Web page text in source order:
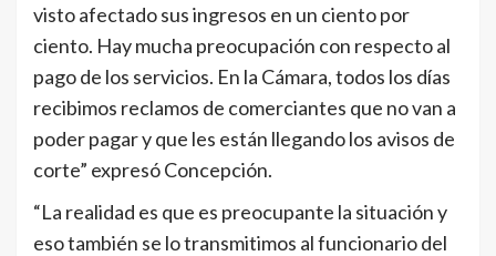
visto afectado sus ingresos en un ciento por
ciento. Hay mucha preocupación con respecto al
pago de los servicios. En la Cámara, todos los días
recibimos reclamos de comerciantes que no van a
poder pagar y que les están llegando los avisos de
corte” expresó Concepción.
“La realidad es que es preocupante la situación y
eso también se lo transmitimos al funcionario del